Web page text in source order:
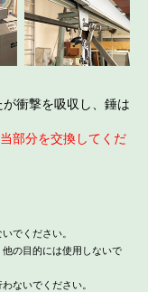
衝撃を吸収し、錘は
部分を交換してくだ
でください。
の目的には使用しないで
ないでください。